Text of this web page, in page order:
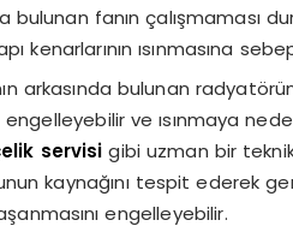
bulunan fanın çalışmaması
ısınmasına
arkasında bulunan
engelleyebilir ve ısınmaya
servisi gibi uzman bir
kaynağını tespit ederek
engelleyebilir.